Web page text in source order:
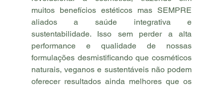
muitos benefícios estéticos mas SEMPRE
aliados a saúde integrativa e
sustentabilidade. Isso sem perder a alta
performance e qualidade de nossas
formulações desmistificando que cosméticos
naturais, veganos e sustentáveis não podem
oferecer resultados ainda melhores que os